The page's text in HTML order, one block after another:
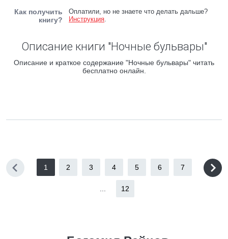
Как получить
книгу?
Оплатили, но не знаете что делать дальше?
Инструкция.
Описание книги "Ночные бульвары"
Описание и краткое содержание "Ночные бульвары" читать
бесплатно онлайн.
1 2 3 4 5 6 7
12